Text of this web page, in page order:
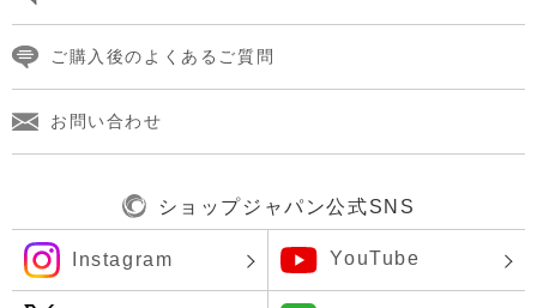
ご購入後のよくあるご質問
お問い合わせ
ショップジャパン公式SNS
Instagram YouTube